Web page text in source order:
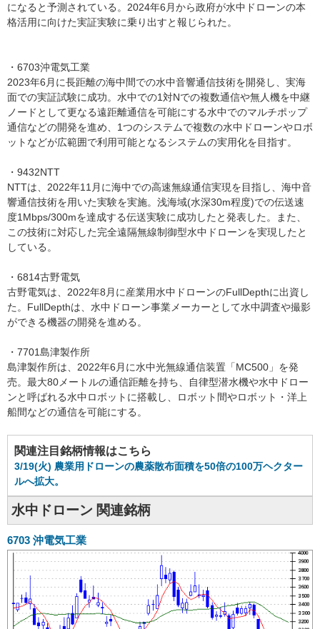
になると予測されている。2024年6月から政府が水中ドローンの本
格活用に向けた実証実験に乗り出すと報じられた。
・6703沖電気工業
2023年6月に長距離の海中間での水中音響通信技術を開発し、実海
面での実証試験に成功。水中での1対Nでの複数通信や無人機を中継
ノードとして更なる遠距離通信を可能にする水中でのマルチポップ
通信などの開発を進め、1つのシステムで複数の水中ドローンやロボ
ットなどが広範囲で利用可能となるシステムの実用化を目指す。
・9432NTT
NTTは、2022年11月に海中での高速無線通信実現を目指し、海中音
響通信技術を用いた実験を実施。浅海域(水深30m程度)での伝送速
度1Mbps/300mを達成する伝送実験に成功したと発表した。また、
この技術に対応した完全遠隔無線制御型水中ドローンを実現したと
している。
・6814古野電気
古野電気は、2022年8月に産業用水中ドローンのFullDepthに出資し
た。FullDepthは、水中ドローン事業メーカーとして水中調査や撮影
ができる機器の開発を進める。
・7701島津製作所
島津製作所は、2022年6月に水中光無線通信装置「MC500」を発
売。最大80メートルの通信距離を持ち、自律型潜水機や水中ドロー
ンと呼ばれる水中ロボットに搭載し、ロボット間やロボット・洋上
船間などの通信を可能にする。
関連注目銘柄情報はこちら
3/19(火) 農業用ドローンの農薬散布面積を50倍の100万ヘクター
ルへ拡大。
水中ドローン 関連銘柄
6703 沖電気工業